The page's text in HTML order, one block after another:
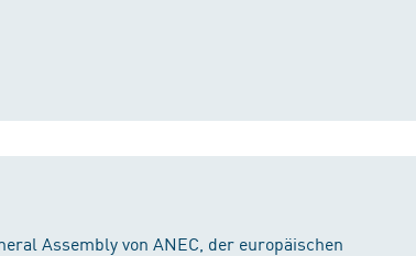
Assembly von ANEC, der europäischen